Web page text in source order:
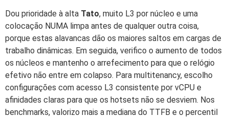
Dou prioridade à alta Tato, muito L3 por núcleo e uma
colocação NUMA limpa antes de qualquer outra coisa,
porque estas alavancas dão os maiores saltos em cargas de
trabalho dinâmicas. Em seguida, verifico o aumento de todos
os núcleos e mantenho o arrefecimento para que o relógio
efetivo não entre em colapso. Para multitenancy, escolho
configurações com acesso L3 consistente por vCPU e
afinidades claras para que os hotsets não se desviem. Nos
benchmarks, valorizo mais a mediana do TTFB e o percentil